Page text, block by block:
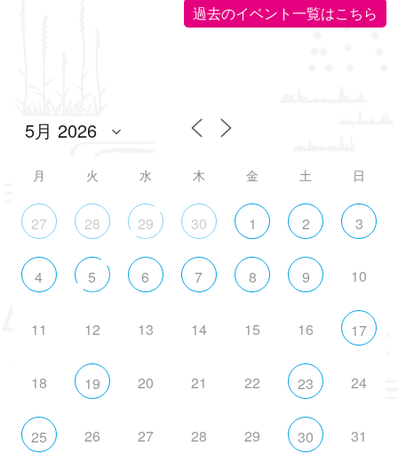
過去のイベント一覧はこちら
月 火 水 木 金 土 日
27 28 29 30 1 2 3
4 5 6 7 8 9 10
11 12 13 14 15 16 17
18 19 20 21 22 23 24
25 26 27 28 29 30 31